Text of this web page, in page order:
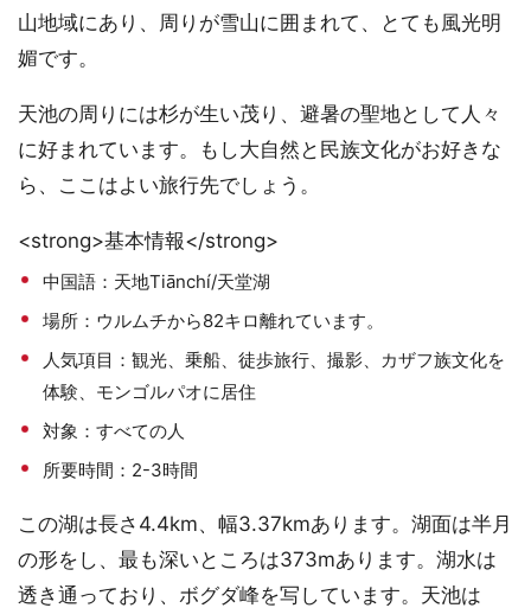
山地域にあり、周りが雪山に囲まれて、とても風光明
媚です。
天池の周りには杉が生い茂り、避暑の聖地として人々
に好まれています。もし大自然と民族文化がお好きな
ら、ここはよい旅行先でしょう。
<strong>基本情報</strong>
中国語：天地Tiānchí/天堂湖
場所：ウルムチから82キロ離れています。
人気項目：観光、乗船、徒歩旅行、撮影、カザフ族文化を
体験、モンゴルパオに居住
対象：すべての人
所要時間：2-3時間
この湖は長さ4.4km、幅3.37kmあります。湖面は半月
の形をし、最も深いところは373mあります。湖水は
透き通っており、ボグダ峰を写しています。天池は